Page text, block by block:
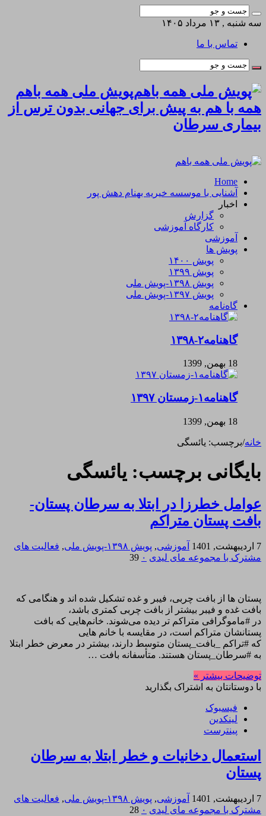
سه شنبه , ۱۳ مرداد ۱۴۰۵
تماس با ما
پویش ملی همه باهم
همه با هم به پیش برای جهانی بدون ترس از
بیماری سرطان
Home
آشنایی با موسسه خیریه بهنام دهش پور
اخبار
گزارش
کارگاه آموزشی
آموزشی
پویش ها
پویش ۱۴۰۰
پویش ۱۳۹۹
پویش ۱۳۹۸-پویش ملی
پویش ۱۳۹۷-پویش ملی
گاه‌نامه
گاهنامه۲-۱۳۹۸
18 بهمن, 1399
گاهنامه۱-زمستان ۱۳۹۷
18 بهمن, 1399
خانه/برچسب: یائسگی
بایگانی برچسب: یائسگی
عوامل خطرزا در ابتلا به سرطان پستان-
بافت پستان متراکم
7 اردیبهشت, 1401 آموزشی, پویش ۱۳۹۸-پویش ملی , فعالیت های
مشترک با مجموعه مای لیدی ۰ 39
پستان ها از بافت چربی، فیبر و غده تشکیل شده اند و هنگامی که
بافت غده و فیبر بیشتر از بافت چربی کمتری باشد،
در #ماموگرافی متراکم تر دیده می‌شوند. خانم‌هایی که بافت
پستانشان متراکم است، در مقایسه با خانم هایی
که #تراکم _بافت_پستان متوسط دارند، بیشتر در معرض خطر ابتلا
به #سرطان_پستان هستند. متأسفانه بافت …
توضیحات بیشتر »
با دوستانتان به اشتراک بگذارید
فیسبوک
لینکدین
پینترست
استعمال دخانیات و خطر ابتلا به سرطان
پستان
7 اردیبهشت, 1401 آموزشی, پویش ۱۳۹۸-پویش ملی , فعالیت های
مشترک با مجموعه مای لیدی ۰ 28